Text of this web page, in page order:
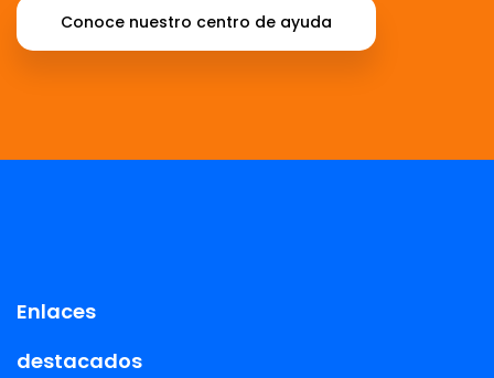
Conoce nuestro centro de ayuda
Enlaces
destacados